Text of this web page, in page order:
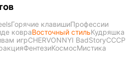
Горячие клавишиПрофессии
ковраВосточный стильКудряшка
игрCHERVONNYI BadStoryСССР
ФентезиКосмосМистика